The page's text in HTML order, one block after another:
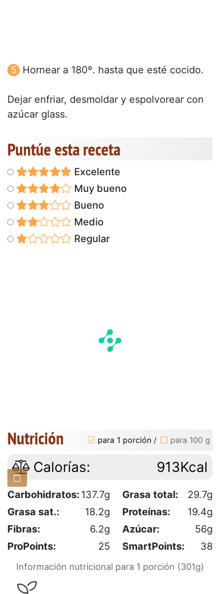
Hornear a 180º. hasta que esté cocido.
Dejar enfriar, desmoldar y espolvorear con
azúcar glass.
Puntúe esta receta
Excelente
Muy bueno
Bueno
Medio
Regular
Nutrición para 1 porción / para 100 g
Calorías: 913Kcal
Carbohidratos: 137.7g Grasa total:
29.7g
Grasa sat.:
18.2g Proteínas:
19.4g
Fibras:
6.2g Azúcar:
56g
ProPoints:
25 SmartPoints: 38
Información nutricional para 1 porción (301g)